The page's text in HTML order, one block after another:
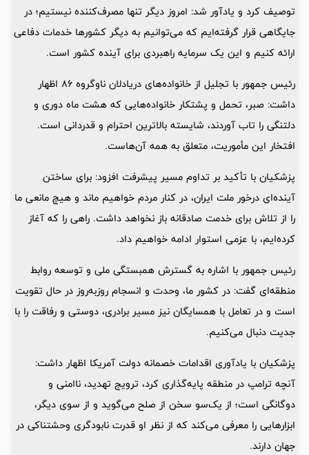
توصیف کرد و یادآور شد: امروز دیگر تنها مصرف‌کننده نیستیم؛ در
جایگاهی قرار گرفته‌ایم که می‌توانیم به دیگر کشورها خدمات دفاعی
ارائه کنیم و این یک سرمایه راهبردی برای آینده کشور است.
رئیس جمهور با تجلیل از خانواده‌های دریادلان ناوگروه 86 اظهار
داشت: صبر، تحمل و پشتکار خانواده‌هایی که هشت ماه دوری و
دلتنگی را تاب آوردند، شایسته بالاترین احترام و قدردانی است.
افتخار این مأموریت، متعلق به همه آن‌هاست.
پزشکیان با تأکید بر تداوم مسیر پیشرفت افزود: برای ساختن
آینده‌ای درخور ملت ایران، در کنار مردم خواهیم ماند و هیچ مانعی ما
را از تلاش برای خدمت صادقانه باز نخواهد داشت. راهی را که آغاز
کرده‌ایم، با عزمی استوار ادامه خواهیم داد.
رئیس جمهور با اشاره به گسترش همبستگی ملی و توسعه روابط
منطقه‌ای گفت: در کشور ما، وحدت و انسجام روزبه‌روز در حال تقویت
است و در تعامل با همسایگان نیز مسیر برادری، دوستی و رفاقت را با
جدیت دنبال می‌کنیم.
پزشکیان با یادآوری اقدامات خصمانه دولت آمریکا اظهار داشت:
آنچه ترامپ در منطقه پایه‌گذاری کرد، ترویج تهدید، ناامنی و
دوگانگی است؛ از یک‌سو سخن از صلح می‌گوید و از سوی دیگر،
ابزارهایی را معرفی می‌کند که از نظر او قدرت نابودگری وحشتناکی در
جهان دارند.